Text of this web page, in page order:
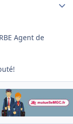
Agent de